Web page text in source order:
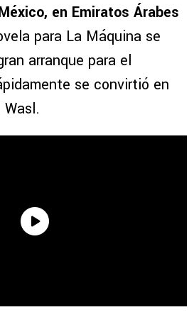
en Emiratos Árabes
para La Máquina se
arranque para el
se convirtió en